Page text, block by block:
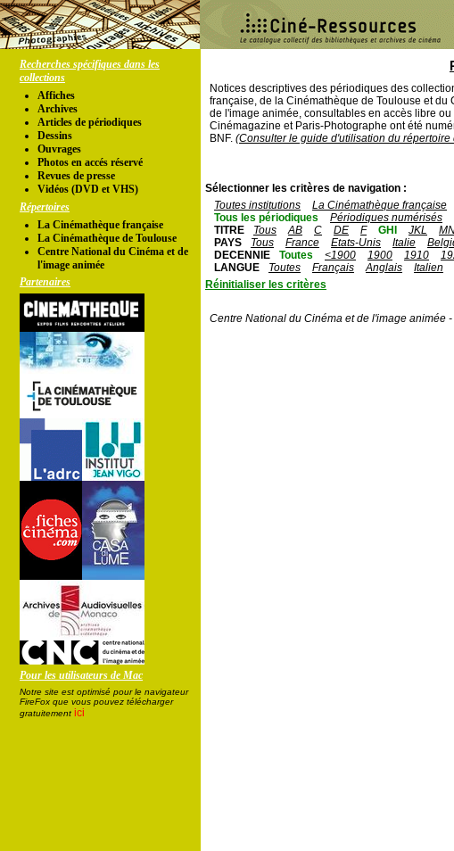
Recherches spécifiques dans les
collections
Affiches
Archives
Articles de périodiques
Dessins
Ouvrages
Photos en accés réservé
Revues de presse
Vidéos (DVD et VHS)
Répertoires
La Cinémathèque française
La Cinémathèque de Toulouse
Centre National du Cinéma et de
l'image animée
Partenaires
Pour les utilisateurs de Mac
Notre site est optimisé pour le navigateur
FireFox que vous pouvez télécharger
gratuitement ici
Notices descriptives des périodiques des
française, de la Cinémathèque de Toulouse et du
de l'image animée, consultables en accès libre
Cinémagazine et Paris-Photographe ont été
BNF. (Consulter le guide d'utilisation du
Sélectionner les critères de navigation :
Toutes institutions
La Cinémathèque française
Tous les périodiques
Périodiques numérisés
TITRE
Tous AB C DE F GHI JKL
PAYS
Tous France Etats-Unis Italie
DECENNIE
Toutes <1900 1900 1910
LANGUE
Toutes Français Anglais Italien
Réinitialiser les critères
Centre National du Cinéma et de l'image animée